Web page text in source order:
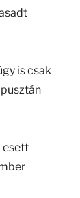
is csak
esett